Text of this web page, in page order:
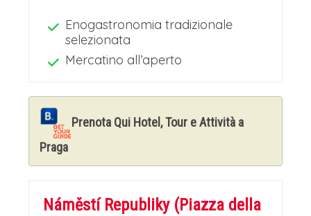
Enogastronomia tradizionale
selezionata
Mercatino all’aperto
Prenota Qui Hotel, Tour e Attività a
Praga
Náměstí Republiky (Piazza della